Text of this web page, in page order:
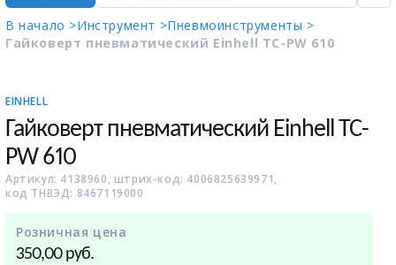
В начало >Инструмент >Пневмоинструменты >
Гайковерт пневматический Einhell TC-PW 610
EINHELL
Гайковерт пневматический Einhell TC-
PW 610
Артикул: 4138960, штрих-код: 4006825639971,
код ТНВЭД: 8467119000
Розничная цена
350,00руб.